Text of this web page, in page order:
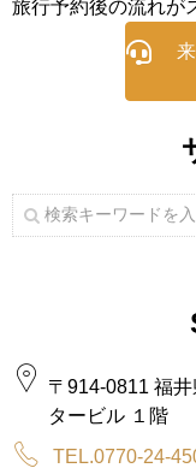
旅行予約後の流れが
〒914-0811 福
タービル １階
TEL.0770-24-